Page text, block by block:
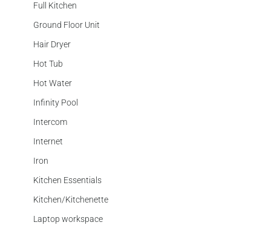
Full Kitchen
Ground Floor Unit
Hair Dryer
Hot Tub
Hot Water
Infinity Pool
Intercom
Internet
Iron
Kitchen Essentials
Kitchen/Kitchenette
Laptop workspace